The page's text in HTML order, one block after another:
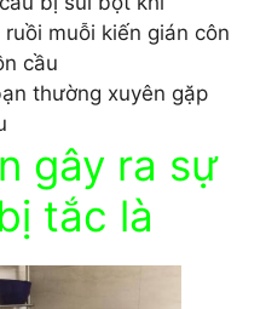
muỗi kiến gián côn
cầu
thường xuyên gặp
gây ra sự
tắc là